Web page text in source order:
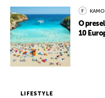
O
10
LIFESTYLE